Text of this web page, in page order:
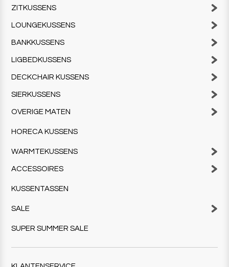
ZITKUSSENS
LOUNGEKUSSENS
BANKKUSSENS
LIGBEDKUSSENS
DECKCHAIR KUSSENS
SIERKUSSENS
OVERIGE MATEN
HORECA KUSSENS
WARMTEKUSSENS
ACCESSOIRES
KUSSENTASSEN
SALE
SUPER SUMMER SALE